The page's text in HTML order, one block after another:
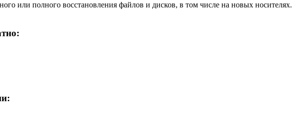
или полного восстановления файлов и дисков, в том числе на новых носителях.